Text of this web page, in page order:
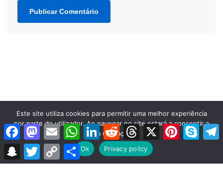
Neve | Criado com WordPress
INICIO Sobre contato politica de privacidade
FacebookMastodon
Email WhatsAppLinkedInRedditThreads
X PinterestSkype
SnapchatTwitter Copy
Link
Share
Este site utiliza cookies para permitir uma melhor experiência
por parte do utilizador. Ao navegar no site estará a consentir a
sua utilização.
Ok
Privacy policy